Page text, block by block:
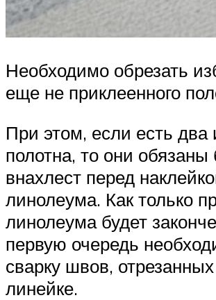
Необходимо обрезать
еще не приклеенного
При этом, если есть два
полотна, то они обязаны
внахлест перед
линолеума. Как только
линолеума будет
первую очередь
сварку швов,
линейке.